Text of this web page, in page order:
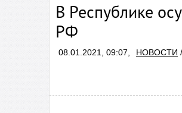
В Республике
РФ
08.01.2021, 09:07, НОВОСТИ /